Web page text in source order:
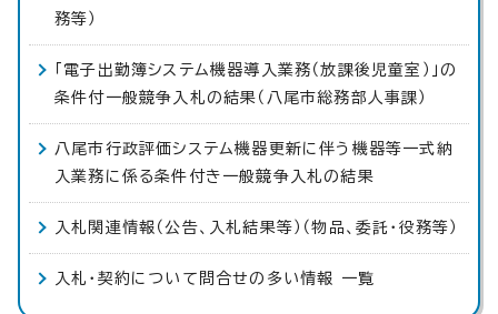
務等）
「電子出勤簿システム機器導入業務（放課後児童室）」の
条件付一般競争入札の結果（八尾市総務部人事課）
八尾市行政評価システム機器更新に伴う機器等一式納
入業務に係る条件付き一般競争入札の結果
入札関連情報（公告、入札結果等）（物品、委託・役務等）
入札・契約について問合せの多い情報 一覧